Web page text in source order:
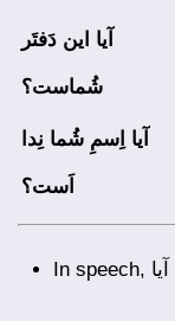
آیا این دَفتَر
شُماست؟
آیا اِسمِ شُما نِدا
اَست؟